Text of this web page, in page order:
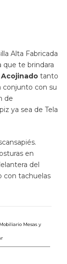
Alta Fabricada
te brindara
Acojinado tanto
conjunto con su
de
ya sea de Tela
en
del
con tachuelas
Mobiliario Mesas y